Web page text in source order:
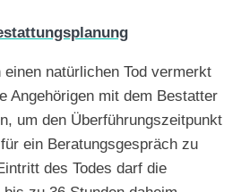
natürlichen Tod vermerkt
Angehörigen mit dem Bestatter
um den Überführungszeitpunkt
ein Beratungsgespräch zu
des Todes darf die